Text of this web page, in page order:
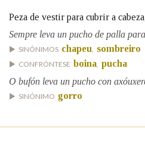
Remata por
Contén
OUTRAS OPCIÓNS DE
Peza de vestir para cubrir a
Sempre leva un pucho de palla
SINÓNIMOS chapeu, sombreiro
CONFRÓNTESE boina, pucha
O bufón leva un pucho con
SINÓNIMO gorro